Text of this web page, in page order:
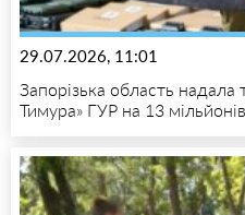
29.07.2026, 11:01
Запорізька область надала
Тимура» ГУР на 13